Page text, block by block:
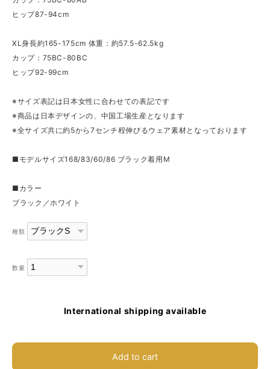
ヒップ87-94cm
XL身長約165-175cm 体重：約57.5-62.5kg
カップ：75BC-80BC
ヒップ92-99cm
※サイズ表記は日本女性に合わせての表記です
※商品は日本デザインの、中国工場生産となります
※全サイズ共に約5から7センチ程伸びるウェア素材となっております
■モデルサイズ168/83/60/86 ブラック着用M
■カラー
ブラック／ホワイト
種類
数量
International shipping available
Add to cart